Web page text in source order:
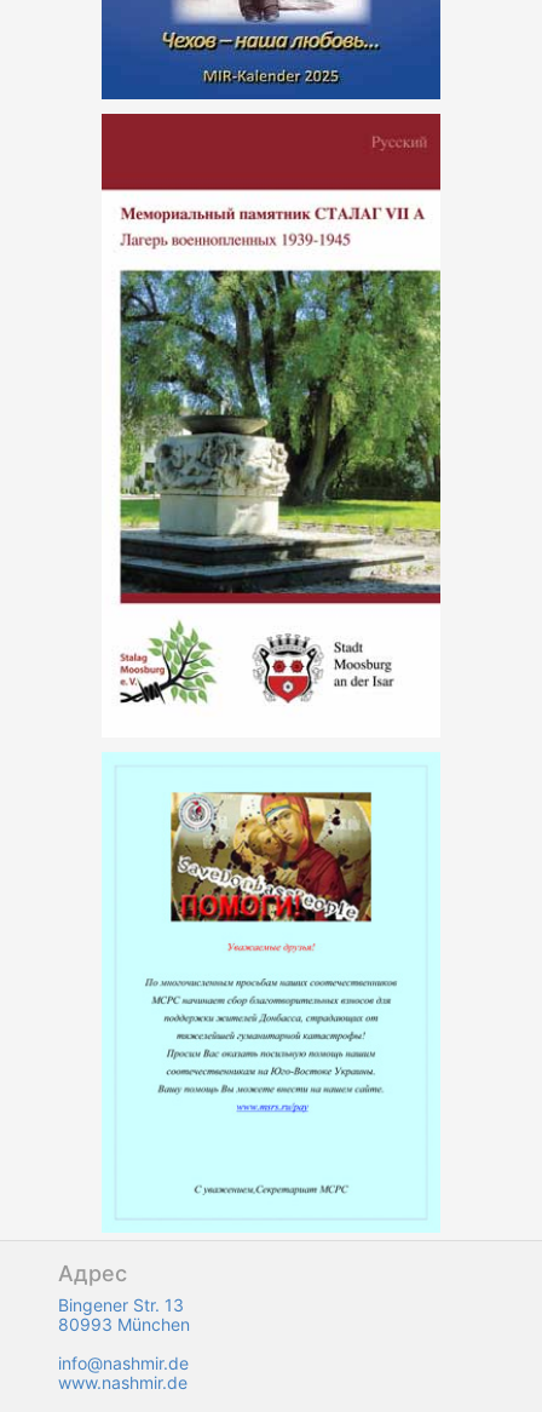
Адрес
Bingener Str. 13
80993 München
info@nashmir.de
www.nashmir.de